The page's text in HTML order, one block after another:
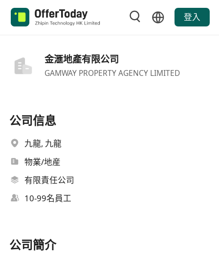
登入
金滙地產有限公司
GAMWAY PROPERTY AGENCY LIMITED
公司信息
九龍, 九龍
物業/地産
有限責任公司
10-99名員工
公司簡介